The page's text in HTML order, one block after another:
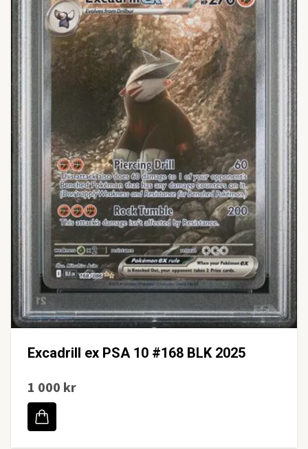
Excadrill ex PSA 10 #168 BLK 2025
1 000 kr